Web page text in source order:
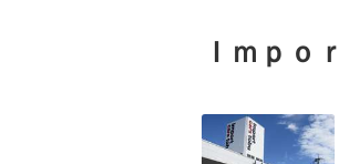
Ｉｍｐ